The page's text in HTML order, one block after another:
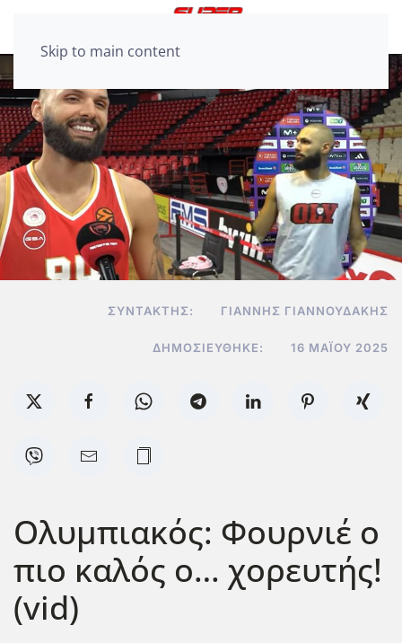
Skip to main content
ΣΥΝΤΆΚΤΗΣ: ΓΙΆΝΝΗΣ ΓΙΑΝΝΟΥΔΆΚΗΣ
ΔΗΜΟΣΙΕΎΘΗΚΕ: 16 ΜΑΪ́ΟΥ 2025
Ολυμπιακός: Φουρνιέ ο
πιο καλός ο… χορευτής!
(vid)